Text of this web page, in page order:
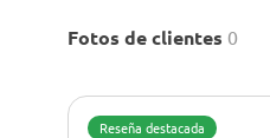
Fotos de clientes 0
Reseña destacada